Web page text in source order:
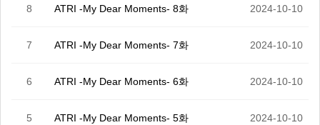
8 ATRI -My Dear Moments- 8화 2024-10-10
7 ATRI -My Dear Moments- 7화 2024-10-10
6 ATRI -My Dear Moments- 6화 2024-10-10
5 ATRI -My Dear Moments- 5화 2024-10-10